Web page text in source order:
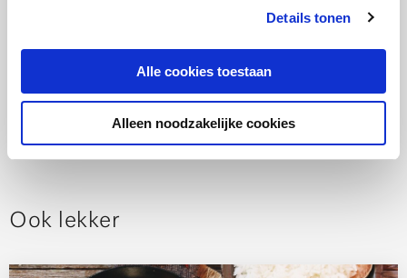
Details tonen
Alle cookies toestaan
Alleen noodzakelijke cookies
Ook lekker